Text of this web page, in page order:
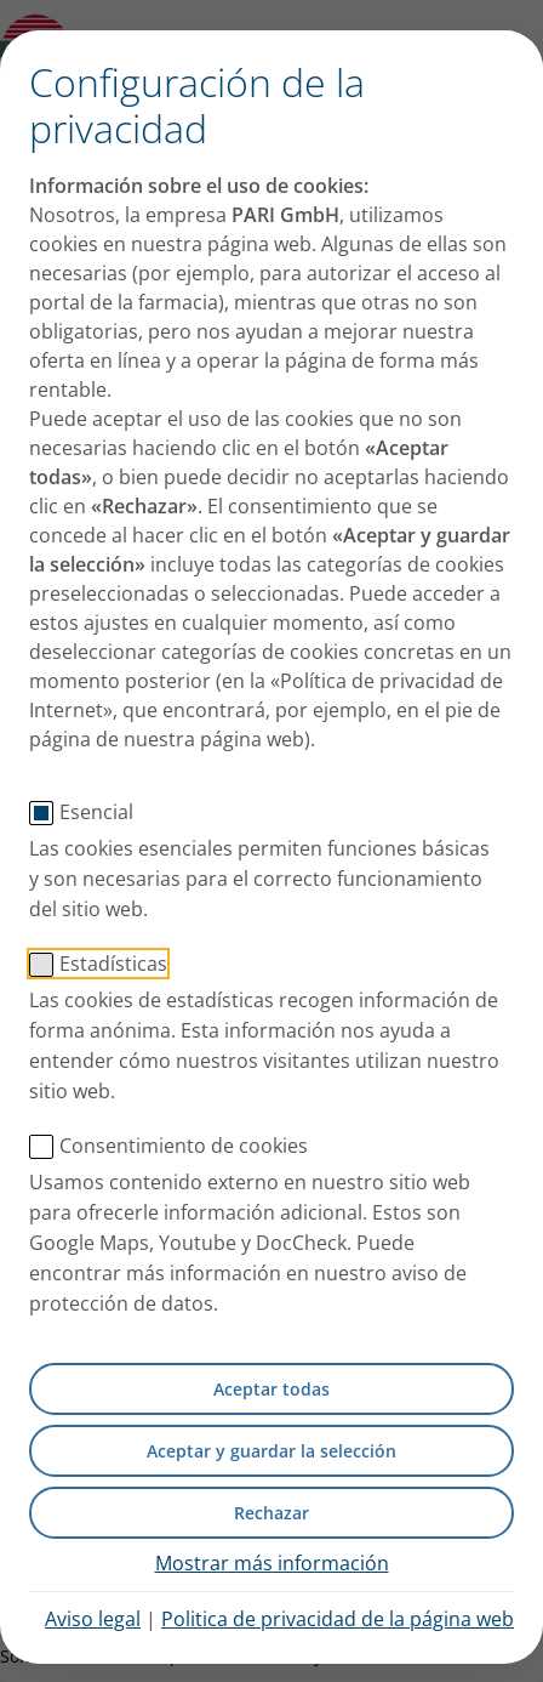
Configuración de la
privacidad
Información sobre el uso de cookies:
Nosotros, la empresa PARI GmbH, utilizamos
cookies en nuestra página web. Algunas de ellas son
necesarias (por ejemplo, para autorizar el acceso al
portal de la farmacia), mientras que otras no son
obligatorias, pero nos ayudan a mejorar nuestra
oferta en línea y a operar la página de forma más
rentable.
Puede aceptar el uso de las cookies que no son
necesarias haciendo clic en el botón «Aceptar
todas», o bien puede decidir no aceptarlas haciendo
clic en «Rechazar». El consentimiento que se
concede al hacer clic en el botón «Aceptar y guardar
la selección» incluye todas las categorías de cookies
preseleccionadas o seleccionadas. Puede acceder a
estos ajustes en cualquier momento, así como
deseleccionar categorías de cookies concretas en un
momento posterior (en la «Política de privacidad de
Internet», que encontrará, por ejemplo, en el pie de
página de nuestra página web).
Esencial
Las cookies esenciales permiten funciones básicas
y son necesarias para el correcto funcionamiento
del sitio web.
Estadísticas
Las cookies de estadísticas recogen información de
forma anónima. Esta información nos ayuda a
entender cómo nuestros visitantes utilizan nuestro
sitio web.
Consentimiento de cookies
Usamos contenido externo en nuestro sitio web
para ofrecerle información adicional. Estos son
Google Maps, Youtube y DocCheck. Puede
encontrar más información en nuestro aviso de
protección de datos.
Aceptar todas
Aceptar y guardar la selección
Rechazar
Mostrar más información
Aviso legal | Politica de privacidad de la página web
Contacto
Together for every breath
Es algo que damos por sentado. Hasta que se
convierte en un desafío. Por eso nos
comprometemos a seguir avanzando continuamente
en las terapias para enfermedades respiratorias. Así
apoyamos a los pacientes, a sus familias y a los
profesionales sanitarios que los atienden.
Sistema eFlow® rapid
Pacientes de todo el mundo utilizan la tecnología eFlow que ha
demostrado su eficacia en el entorno clínico.
MucoClear®
Soluciones salinas hipertónicas al 3 % y al 6 %.